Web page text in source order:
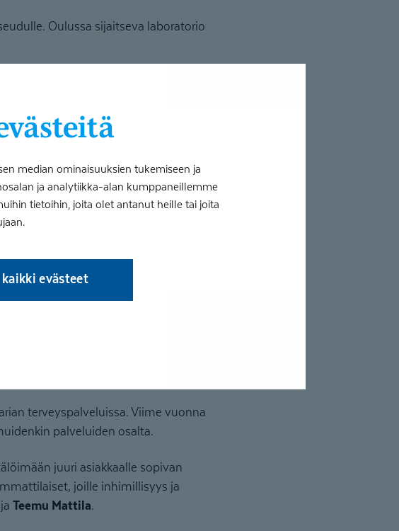
median ominaisuuksien tukemiseen ja
ja analytiikka-alan kumppaneillemme
tietoihin, joita olet antanut heille tai joita
evästeet
Oulussa sijaitseva laboratorio
ratkomaan asiakkaan tarpeita.
Yhteistyön aikana yhteisiä
joita
erilaiset seulonnat
terveyspalveluissa. Viime vuonna
palveluiden osalta.
juuri asiakkaalle sopivan
joille inhimillisyys ja
Teemu Mattila.